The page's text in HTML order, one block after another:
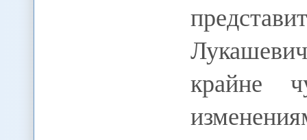
крайне